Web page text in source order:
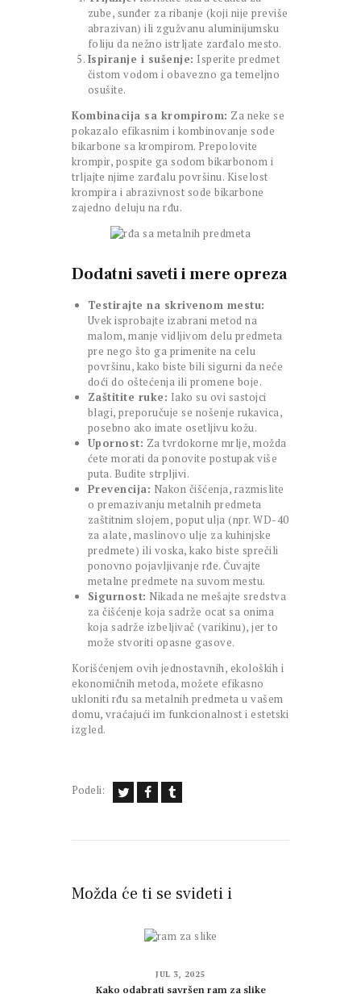
zube, sunđer za ribanje (koji nije previše
abrazivan) ili zgužvanu aluminijumsku
foliju da nežno istrljate zarđalo mesto.
Ispiranje i sušenje: Isperite predmet
čistom vodom i obavezno ga temeljno
osušite.
Kombinacija sa krompirom: Za neke se
pokazalo efikasnim i kombinovanje sode
bikarbone sa krompirom. Prepolovite
krompir, pospite ga sodom bikarbonom i
trljajte njime zarđalu površinu. Kiselost
krompira i abrazivnost sode bikarbone
zajedno deluju na rđu.
Dodatni saveti i mere opreza
Testirajte na skrivenom mestu:
Uvek isprobajte izabrani metod na
malom, manje vidljivom delu predmeta
pre nego što ga primenite na celu
površinu, kako biste bili sigurni da neće
doći do oštećenja ili promene boje.
Zaštitite ruke: Iako su ovi sastojci
blagi, preporučuje se nošenje rukavica,
posebno ako imate osetljivu kožu.
Upornost: Za tvrdokorne mrlje, možda
ćete morati da ponovite postupak više
puta. Budite strpljivi.
Prevencija: Nakon čišćenja, razmislite
o premazivanju metalnih predmeta
zaštitnim slojem, poput ulja (npr. WD-40
za alate, maslinovo ulje za kuhinjske
predmete) ili voska, kako biste sprečili
ponovno pojavljivanje rđe. Čuvajte
metalne predmete na suvom mestu.
Sigurnost: Nikada ne mešajte sredstva
za čišćenje koja sadrže ocat sa onima
koja sadrže izbeljivač (varikinu), jer to
može stvoriti opasne gasove.
Korišćenjem ovih jednostavnih, ekoloških i
ekonomičnih metoda, možete efikasno
ukloniti rđu sa metalnih predmeta u vašem
domu, vraćajući im funkcionalnost i estetski
izgled.
Podeli:
Možda će ti se svideti i
JUL 3, 2025
Kako odabrati savršen ram za slike